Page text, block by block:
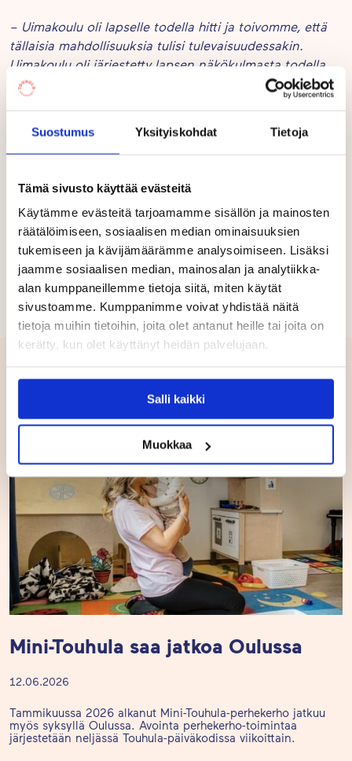
Suostumus Yksityiskohdat Tietoja
Tämä sivusto käyttää evästeitä
Käytämme evästeitä tarjoamamme sisällön ja mainosten
räätälöimiseen, sosiaalisen median ominaisuuksien
tukemiseen ja kävijämäärämme analysoimiseen. Lisäksi
jaamme sosiaalisen median, mainosalan ja analytiikka-
alan kumppaneillemme tietoja siitä, miten käytät
sivustoamme. Kumppanimme voivat yhdistää näitä
tietoja muihin tietoihin, joita olet antanut heille tai joita on
kerätty, kun olet käyttänyt heidän palvelujaan.
Salli kaikki
Muokkaa
– Uimakoulu oli lapselle todella hitti ja toivomme, että
tällaisia mahdollisuuksia tulisi tulevaisuudessakin.
Uimakoulu oli järjestetty lapsen näkökulmasta todella
kannustavasti ja turvalliseksi, jotta uskalsivat kokeilla
siellä asioita, joita eivät muuten olisi ikinä kokeilleet.
TouhuLoiskis on suunnattu 4–6-vuotiaille ja kevään
toteutukseen osallistuu viisi päiväkotia Vantaalta:
Ilola. Touhula Ilolan uimakerho järjestetään Tikkurilan
uimahallissa neljän viikon ajan, mutta kerho toteutetaan
samaan tapaan kokeneen uimaopettajan johdolla.
Lisätietoja: ViestintäpäällikköAnni Karppanen, puh.
050 538 2468 / anni.karppanen@touhula.fi.
Mini-Touhula saa jatkoa Oulussa
12.06.2026
Tammikuussa 2026 alkanut Mini-Touhula-perhekerho jatkuu
myös syksyllä Oulussa. Avointa perhekerho-toimintaa
järjestetään neljässä Touhula-päiväkodissa viikoittain.